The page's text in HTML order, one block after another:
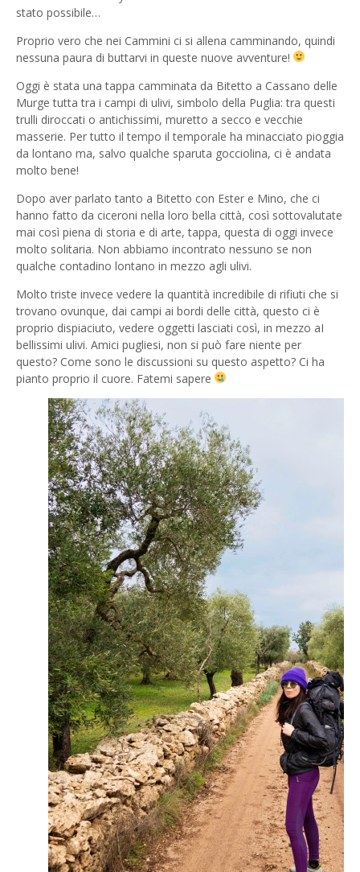
stato possibile…
Proprio vero che nei Cammini ci si allena camminando, quindi
nessuna paura di buttarvi in queste nuove avventure!
Oggi è stata una tappa camminata da Bitetto a Cassano delle
Murge tutta tra i campi di ulivi, simbolo della Puglia: tra questi
trulli diroccati o antichissimi, muretto a secco e vecchie
masserie. Per tutto il tempo il temporale ha minacciato pioggia
da lontano ma, salvo qualche sparuta gocciolina, ci è andata
molto bene!
Dopo aver parlato tanto a Bitetto con Ester e Mino, che ci
hanno fatto da ciceroni nella loro bella città, così sottovalutate
mai così piena di storia e di arte, tappa, questa di oggi invece
molto solitaria. Non abbiamo incontrato nessuno se non
qualche contadino lontano in mezzo agli ulivi.
Molto triste invece vedere la quantità incredibile di rifiuti che si
trovano ovunque, dai campi ai bordi delle città, questo ci è
proprio dispiaciuto, vedere oggetti lasciati così, in mezzo aI
bellissimi ulivi. Amici pugliesi, non si può fare niente per
questo? Come sono le discussioni su questo aspetto? Ci ha
pianto proprio il cuore. Fatemi sapere